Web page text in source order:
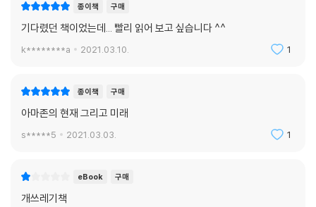
사업에서는 언제 어느 방향으로 가는 것이 효율적인지 확연히 드러나는 때
가 간혹 있고(실은 꽤 있죠), 그럴 땐 그에 맞춰 계획을 세우고 실행해야 효
율을 높일 수 있습니다. 사업에서의 방황은 효율과 거리가 멉니다. 하지만
찾기 위해 조금 혼란을 겪고 돌아서 간다 해도 고객이 만족한다면 충분히
가치 있는 일이란 확신이 이끄는 방황이죠. 방황은 효율과 꼭 함께해야 하
는 균형추와 같아서 우리는 이 둘 모두를 필요로 합니다. 위대한 발견, ‘비
현 코로나19 상황에서 제 시간과 생각의 대부분은 아마존이 과연 어떤 도
종이책 구매
기다렸던 책이었는데... 빨리 읽어 보고 싶습니다 ^^
k********a 2021.03.10. 1
종이책 구매
아마존의 현재 그리고 미래
s*****5 2021.03.03. 1
eBook 구매
개쓰레기책